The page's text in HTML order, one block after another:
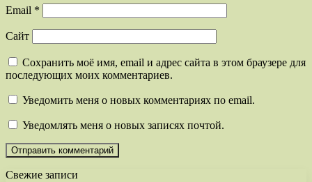
Email *
Сайт
Сохранить моё имя, email и адрес сайта в этом браузере для
последующих моих комментариев.
Уведомить меня о новых комментариях по email.
Уведомлять меня о новых записях почтой.
Свежие записи